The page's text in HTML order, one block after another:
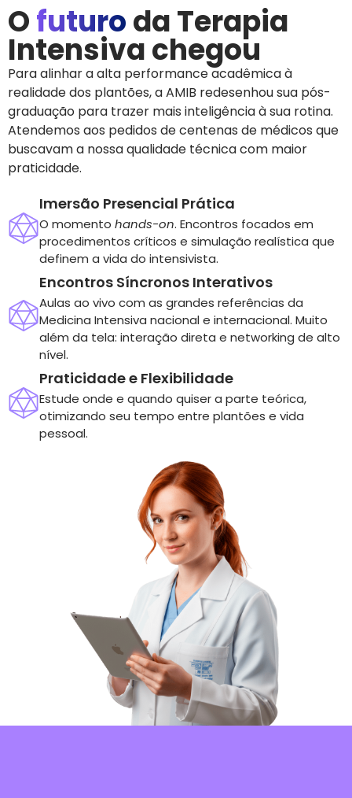
Ofuturoda Terapia
Intensiva chegou
Para alinhar a alta performance acadêmica à
realidade dos plantões, a AMIB redesenhou sua pós-
graduação para trazer mais inteligência à sua rotina.
Atendemos aos pedidos de centenas de médicos que
buscavam a nossa qualidade técnica com maior
praticidade.
Imersão Presencial Prática
O momento hands-on. Encontros focados em
procedimentos críticos e simulação realística que
definem a vida do intensivista.
Encontros Síncronos Interativos
Aulas ao vivo com as grandes referências da
Medicina Intensiva nacional e internacional. Muito
além da tela: interação direta e networking de alto
nível.
Praticidade e Flexibilidade
Estude onde e quando quiser a parte teórica,
otimizando seu tempo entre plantões e vida
pessoal.